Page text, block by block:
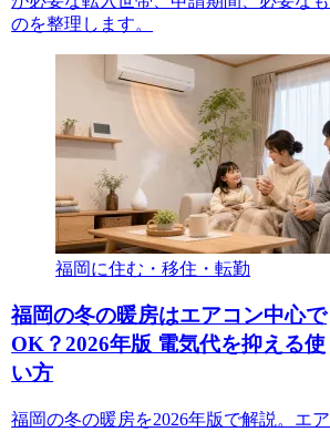
のを整理します。
福岡に住む・移住・転勤
福岡の冬の暖房はエアコン中心で
OK？2026年版 電気代を抑える使
い方
福岡の冬の暖房を2026年版で解説。エア